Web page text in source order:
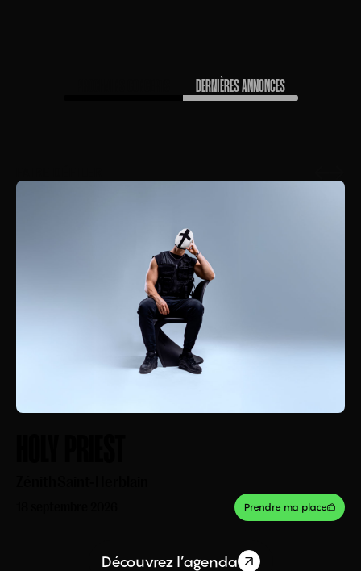
DERNIÈRES ANNONCES
Prendre ma place
Découvrez l’agenda